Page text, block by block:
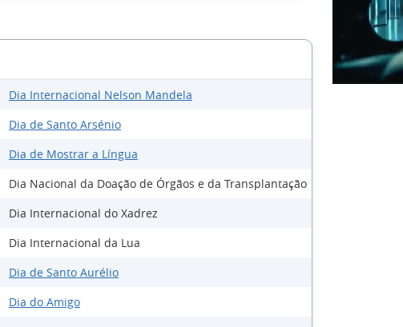
Dia Internacional Nelson Mandela
Dia de Santo Arsénio
Dia de Mostrar a Língua
Dia Nacional da Doação de Órgãos e da Transplantação
Dia Internacional do Xadrez
Dia Internacional da Lua
Dia de Santo Aurélio
Dia do Amigo